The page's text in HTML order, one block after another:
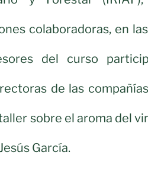
colaboradoras, en
del curso
de las
sobre el aroma del
García.